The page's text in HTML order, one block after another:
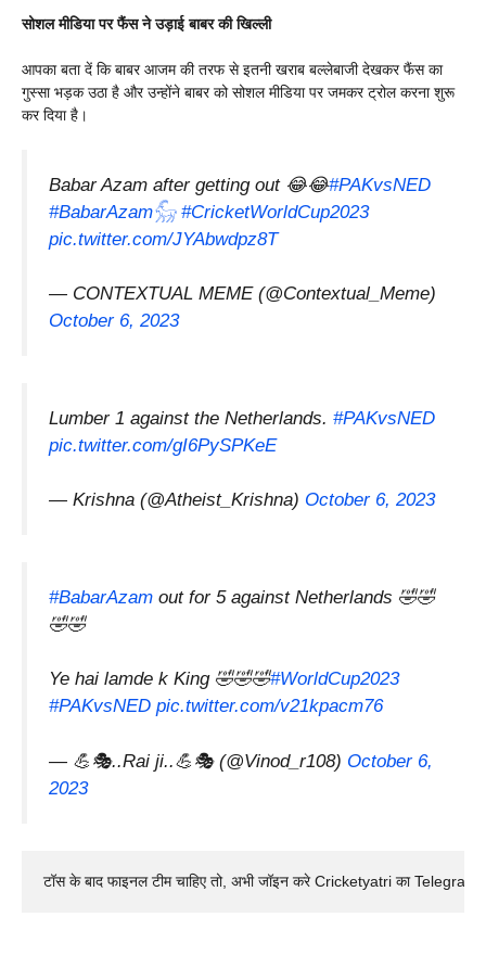
सोशल मीडिया पर फैंस ने उड़ाई बाबर की खिल्ली
आपका बता दें कि बाबर आजम की तरफ से इतनी खराब बल्लेबाजी देखकर फैंस का
गुस्सा भड़क उठा है और उन्होंने बाबर को सोशल मीडिया पर जमकर ट्रोल करना शुरू
कर दिया है।
Babar Azam after getting out 😂😂#PAKvsNED
#BabarAzam𓃵 #CricketWorldCup2023
pic.twitter.com/JYAbwdpz8T
— CONTEXTUAL MEME (@Contextual_Meme)
October 6, 2023
Lumber 1 against the Netherlands. #PAKvsNED
pic.twitter.com/gI6PySPKeE
— Krishna (@Atheist_Krishna) October 6, 2023
#BabarAzam out for 5 against Netherlands 🤣🤣
🤣🤣
Ye hai lamde k King 🤣🤣🤣#WorldCup2023
#PAKvsNED pic.twitter.com/v21kpacm76
— 💪🎭..Rai ji..💪🎭 (@Vinod_r108) October 6,
2023
टॉस के बाद फाइनल टीम चाहिए तो, अभी जॉइन करे Cricketyatri का